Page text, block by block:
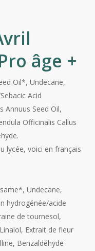
âge +
Oil*, Undecane,
Acid
Annuus Seed Oil,
Officinalis Callus
lycée, voici en français
Undecane,
hydrogénée/acide
de tournesol,
Extrait de fleur
Benzaldéhyde